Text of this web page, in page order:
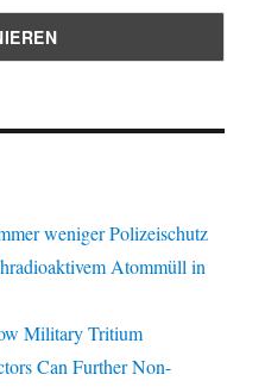
weniger Polizeischutz
Atommüll in
Military Tritium
Can Further Non-